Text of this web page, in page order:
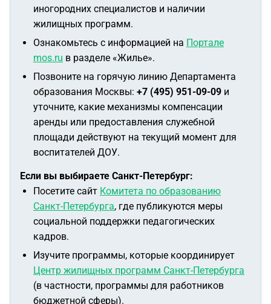
иногородних специалистов и наличии
жилищных программ.
Ознакомьтесь с информацией на Портале
mos.ru в разделе «Жилье».
Позвоните на горячую линию Департамента
образования Москвы: +7 (495) 951-09-09 и
уточните, какие механизмы компенсации
аренды или предоставления служебной
площади действуют на текущий момент для
воспитателей ДОУ.
Если вы выбираете Санкт-Петербург:
Посетите сайт Комитета по образованию
Санкт-Петербурга, где публикуются меры
социальной поддержки педагогических
кадров.
Изучите программы, которые координирует
Центр жилищных программ Санкт-Петербурга
(в частности, программы для работников
бюджетной сферы).